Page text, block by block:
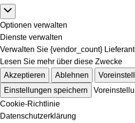
Optionen verwalten
Dienste verwalten
Verwalten Sie {vendor_count}
Lesen Sie mehr über diese Zwecke
Akzeptieren
Ablehnen
Einstellungen speichern
Cookie-Richtlinie
Datenschutzerklärung